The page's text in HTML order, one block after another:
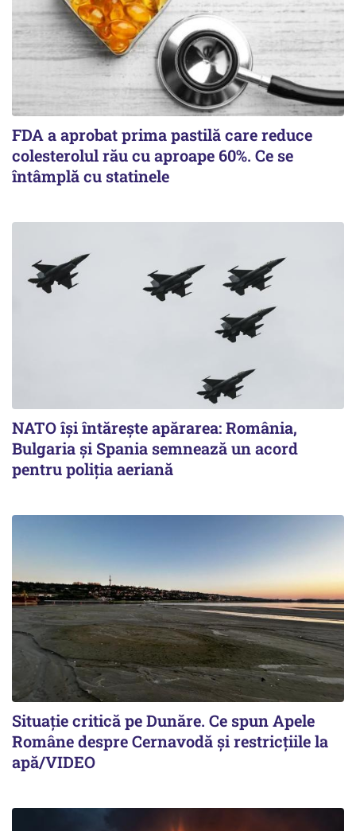
FDA a aprobat prima pastilă care reduce
colesterolul rău cu aproape 60%. Ce se
întâmplă cu statinele
NATO își întărește apărarea: România,
Bulgaria și Spania semnează un acord
pentru poliția aeriană
Situație critică pe Dunăre. Ce spun Apele
Române despre Cernavodă și restricțiile la
apă/VIDEO